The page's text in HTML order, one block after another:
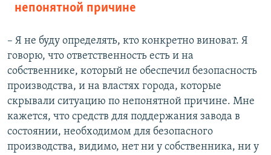
непонятной причине
– Я не буду определять, кто конкретно виноват. Я
говорю, что ответственность есть и на
собственнике, который не обеспечил безопасность
производства, и на властях города, которые
скрывали ситуацию по непонятной причине. Мне
кажется, что средств для поддержания завода в
состоянии, необходимом для безопасного
производства, видимо, нет ни у собственника, ни у